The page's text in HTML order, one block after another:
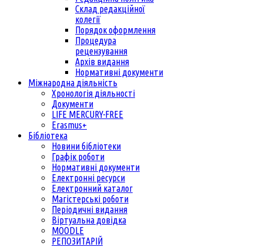
Склад редакційної
колегії
Порядок оформлення
Процедура
рецензування
Архів видання
Нормативні документи
Міжнародна діяльність
Хронологія діяльності
Документи
LIFE MERCURY-FREE
Erasmus+
Бібліотека
Новини бібліотеки
Графік роботи
Нормативні документи
Електронні ресурси
Електронний каталог
Магістерські роботи
Періодичні видання
Віртуальна довідка
MOODLE
РЕПОЗИТАРІЙ